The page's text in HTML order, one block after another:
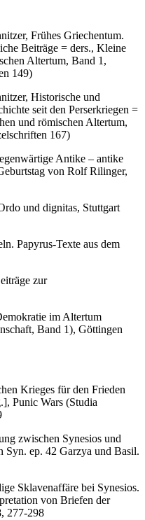
Frühes Griechentum.
Beiträge = ders., Kleine
Altertum, Band 1,
149)
Historische und
seit den Perserkriegen =
und römischen Altertum,
167)
Antike – antike
von Rolf Rilinger,
und dignitas, Stuttgart
Papyrus-Texte aus dem
zur
im Altertum
Band 1), Göttingen
Krieges für den Frieden
Punic Wars (Studia
zwischen Synesios und
ep. 42 Garzya und Basil.
Sklavenaffäre bei Synesios.
von Briefen der
277-298